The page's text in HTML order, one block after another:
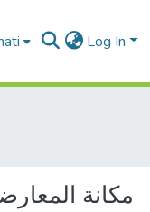
Log In
مكانة